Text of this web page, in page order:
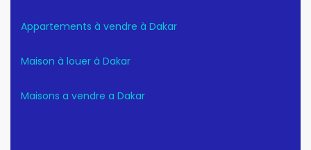
Appartements à vendre à Dakar
Maison à louer à Dakar
Maisons a vendre a Dakar